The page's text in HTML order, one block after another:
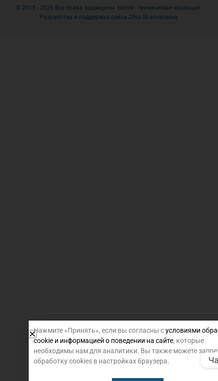
© 2015 - 2026 Все права защищены. Isoroll - техническая изоляция.
Разработка и поддержка сайта Zilya Shamanaeva.
Нажмите «Принять», если вы согласны сусловиями
cookie и информацией о поведении на сайте, которые
необходимы нам для аналитики. Вы также можете
обработку cookies в настройках браузера.